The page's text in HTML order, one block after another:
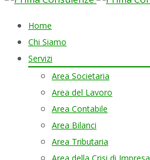
Skip
content
Home
Chi Siamo
Servizi
Area Societaria
Area del Lavoro
Area Contabile
Area Bilanci
Area Tributaria